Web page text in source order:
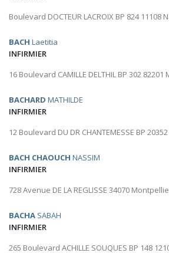
Boulevard DOCTEUR LACROIX BP 824 11108
BACH Laetitia
INFIRMIER
16 Boulevard CAMILLE DELTHIL BP 302 82201
BACHARD MATHILDE
INFIRMIER
12 Boulevard DU DR CHANTEMESSE BP
BACH CHAOUCH NASSIM
INFIRMIER
728 Avenue DE LA REGLISSE 34070
BACHA SABAH
INFIRMIER
265 Boulevard ACHILLE SOUQUES BP 148